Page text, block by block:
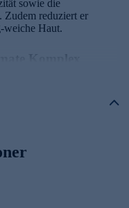
sowie die
Zudem reduziert er
weiche Haut.